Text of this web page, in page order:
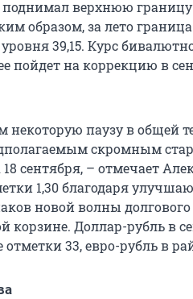
поднимал верхнюю
образом, за лето
39,15. Курс
пойдет на коррекцию в
некоторую паузу в общей
скромным
сентября, – отмечает
1,30 благодаря
новой волны
корзине. Доллар-рубль в
отметки 33, евро-рубль в